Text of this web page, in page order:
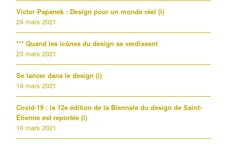
Victor Papanek : Design pour un monde réel (i)
24 mars 2021
*** Quand les icônes du design se verdissent
23 mars 2021
Se lancer dans le design (i)
19 mars 2021
Covid-19 : la 12e édition de la Biennale du design de Saint-
Étienne est reportée (i)
10 mars 2021